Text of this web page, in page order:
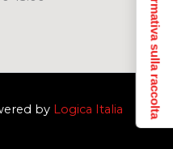
by Logica Italia Informativa sulla raccolta